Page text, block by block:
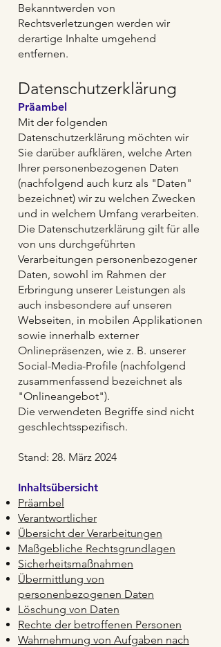
Bekanntwerden von
Rechtsverletzungen werden wir
derartige Inhalte umgehend
entfernen.
Datenschutzerklärung
Präambel
Mit der folgenden
Datenschutzerklärung möchten wir
Sie darüber aufklären, welche Arten
Ihrer personenbezogenen Daten
(nachfolgend auch kurz als "Daten"
bezeichnet) wir zu welchen Zwecken
und in welchem Umfang verarbeiten.
Die Datenschutzerklärung gilt für alle
von uns durchgeführten
Verarbeitungen personenbezogener
Daten, sowohl im Rahmen der
Erbringung unserer Leistungen als
auch insbesondere auf unseren
Webseiten, in mobilen Applikationen
sowie innerhalb externer
Onlinepräsenzen, wie z. B. unserer
Social-Media-Profile (nachfolgend
zusammenfassend bezeichnet als
"Onlineangebot").
Die verwendeten Begriffe sind nicht
geschlechtsspezifisch.
Stand: 28. März 2024
Inhaltsübersicht
Präambel
Verantwortlicher
Übersicht der Verarbeitungen
Maßgebliche Rechtsgrundlagen
Sicherheitsmaßnahmen
Übermittlung von
personenbezogenen Daten
Löschung von Daten
Rechte der betroffenen Personen
Wahrnehmung von Aufgaben nach